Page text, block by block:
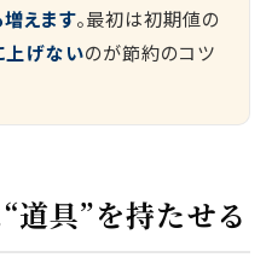
増えます。最初は初期値の
上げないのが節約のコツ
具”を持たせる